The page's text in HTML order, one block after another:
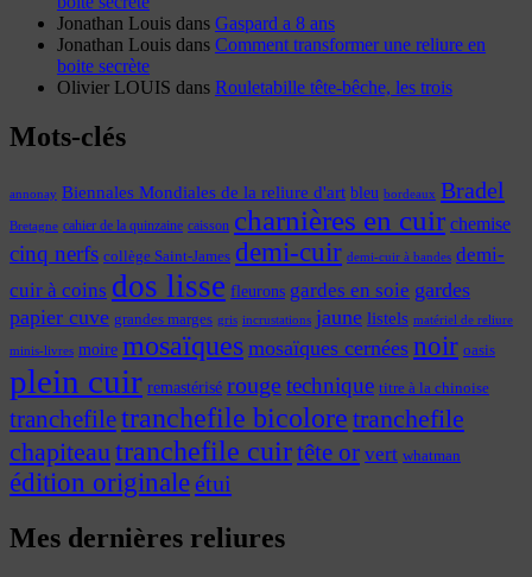
Jonathan Louis dans Gaspard a 8 ans
Jonathan Louis dans Comment transformer une reliure en
boite secrète
Olivier LOUIS dans Rouletabille tête-bêche, les trois
Mots-clés
annonay Biennales Mondiales de la reliure d'art bleu bordeaux Bradel
Bretagne cahier de la quinzaine caisson charnières en cuir chemise
cinq nerfs collège Saint-James demi-cuir demi-cuir à bandes demi-
cuir à coins dos lisse fleurons gardes en soie gardes
papier cuve grandes marges gris incrustations jaune listels matériel de reliure
minis-livres moire mosaïques mosaïques cernées noir oasis
plein cuir remastérisé rougetechnique titre à la chinoise
tranchefiletranchefile bicolore tranchefile
chapiteautranchefile cuirtête or vert whatman
édition originaleétui
Mes dernières reliures